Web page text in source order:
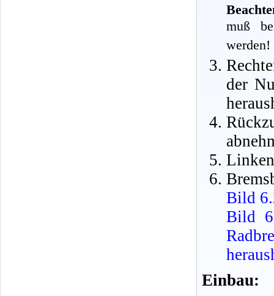
muß
werden!
der
Bild
Bild
Einbau: